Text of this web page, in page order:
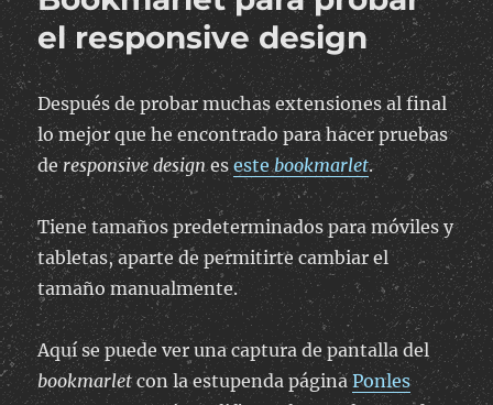
portapapeles
el responsive design
Después de probar muchas extensiones al final
lo mejor que he encontrado para hacer pruebas
deresponsive designesestebookmarlet.
Tiene tamaños predeterminados para móviles y
tabletas, aparte de permitirte cambiar el
tamaño manualmente.
Aquí se puede ver una captura de pantalla del
bookmarletcon la estupenda páginaPonles